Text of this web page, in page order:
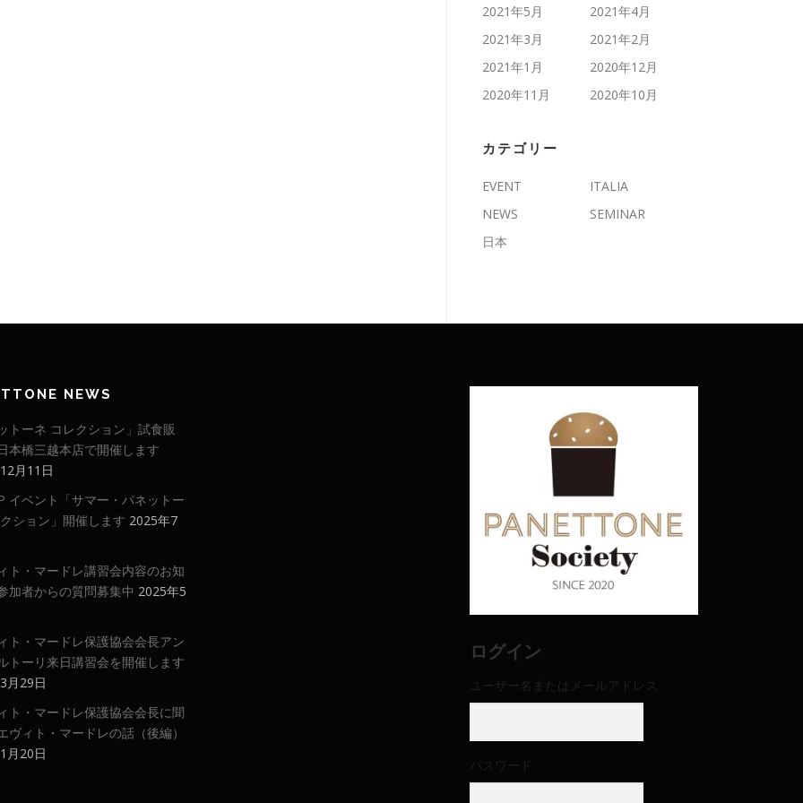
2021年5月
2021年4月
2021年3月
2021年2月
2021年1月
2020年12月
2020年11月
2020年10月
カテゴリー
EVENT
ITALIA
NEWS
SEMINAR
日本
NEWS
トーネ コレクション」試食販
本橋三越本店で開催します
月11日
イベント「サマー・パネットー
ション」開催します 2025年7
ト・マードレ講習会内容のお知
加者からの質問募集中 2025年5
ト・マードレ保護協会会長アン
トーリ来日講習会を開催します
月29日
ト・マードレ保護協会会長に聞
ヴィト・マードレの話（後編）
月20日
ログイン
ユーザー名またはメールアドレス
パスワード